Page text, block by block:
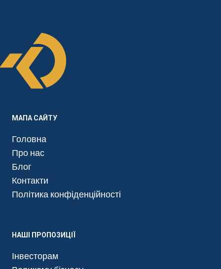
МАПА САЙТУ
Головна
Про нас
Блог
Контакти
Політика конфіденційності
НАШІ ПРОПОЗИЦІЇ
Інвесторам